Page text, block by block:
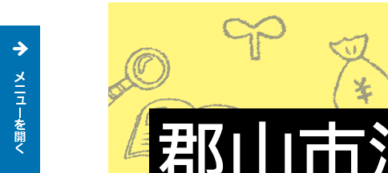
で
ば